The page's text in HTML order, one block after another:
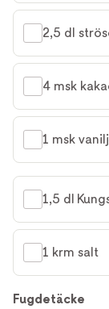
2,5 dl
4 msk
1 msk
1,5 dl
1 krm salt
Fugdetäcke